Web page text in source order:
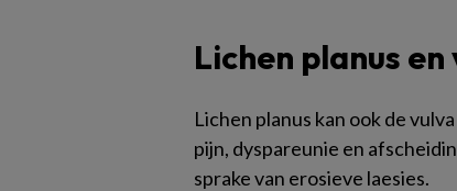
Lichen planus
Lichen planus kan ook de
pijn, dyspareunie en
sprake van erosieve laesies.